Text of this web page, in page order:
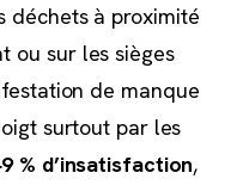
déchets à proximité
ou sur les sièges
de manque
surtout par les
% d’insatisfaction,